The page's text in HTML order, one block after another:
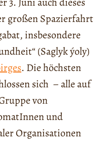
großen Spazierfahrt
insbesondere
(Saglyk ýoly)
. Die höchsten
sich – alle auf
von
und
Organisationen